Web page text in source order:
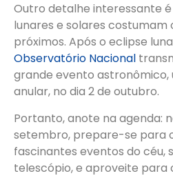
Outro detalhe interessante é
lunares e solares
próximos. Após o eclipse
Observatório Nacional
grande evento astronômico,
anular, no dia 2 de outubro.
Portanto, anote na agenda:
setembro, prepare-se para
fascinantes eventos do céu,
telescópio, e aproveite para